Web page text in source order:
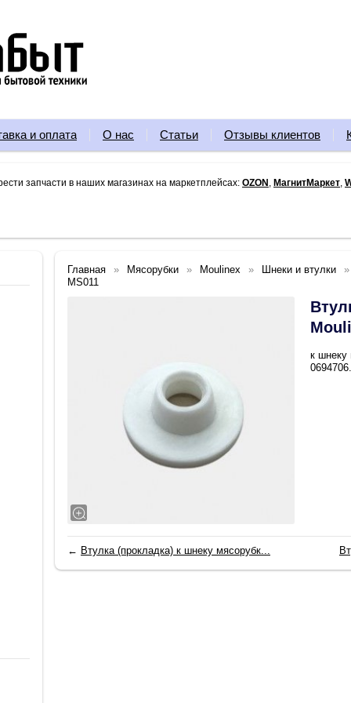
и оплата О нас Статьи Отзывы клиентов
запчасти в наших магазинах на маркетплейсах: OZON МагнитМаркет
Главная Мясорубки Moulinex
Шнеки и втулки
MS011
к шнеку
← Втулка (прокладка) к шнеку мясорубк...